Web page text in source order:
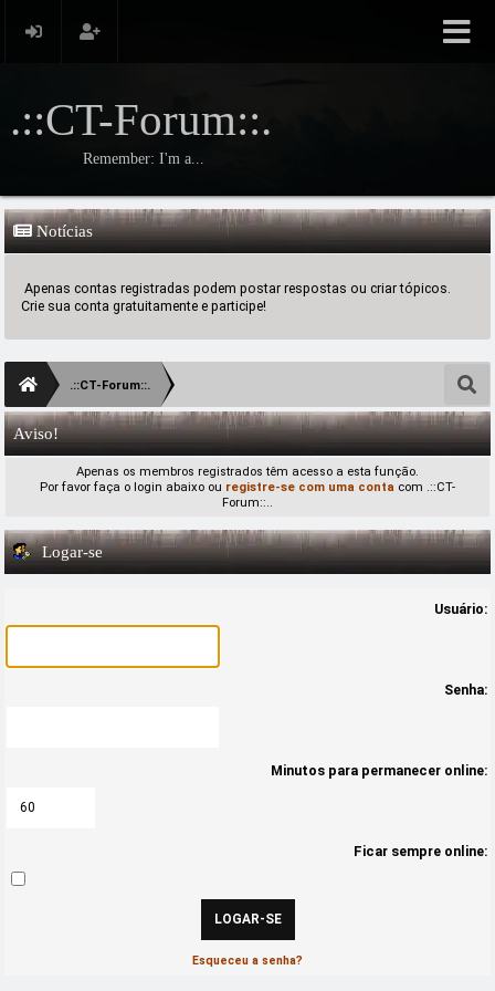
.::CT-Forum::.
Remember: I'm a...
Notícias
Apenas contas registradas podem postar respostas ou criar tópicos.
Crie sua conta gratuitamente e participe!
.::CT-Forum::.
Aviso!
Apenas os membros registrados têm acesso a esta função.
Por favor faça o login abaixo ou registre-se com uma conta com .::CT-
Forum::..
Logar-se
Usuário:
Senha:
Minutos para permanecer online:
Ficar sempre online:
Esqueceu a senha?